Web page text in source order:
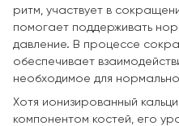
ритм, участвует в
помогает поддерживать
давление. В процессе
обеспечивает
необходимое для
Хотя ионизированный
компонентом костей, его